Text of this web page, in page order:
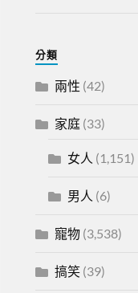
分類
兩性 (42)
家庭(33)
女人 (1,151)
男人 (6)
寵物(3,538)
搞笑(39)